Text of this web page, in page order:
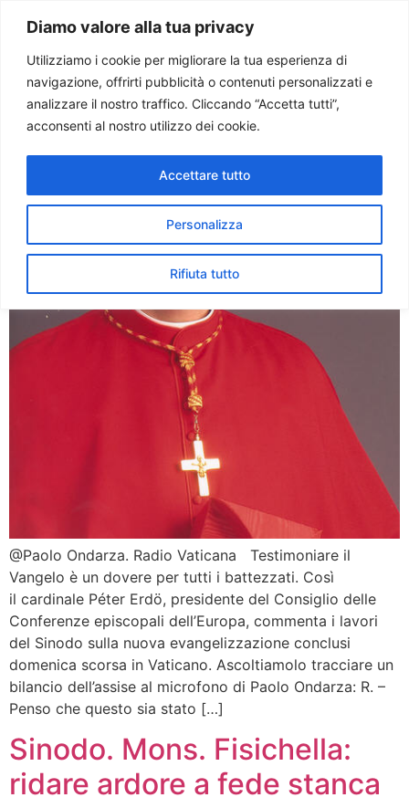
Diamo valore alla tua privacy
Utilizziamo i cookie per migliorare la tua esperienza di
navigazione, offrirti pubblicità o contenuti personalizzati e
analizzare il nostro traffico. Cliccando “Accetta tutti”,
acconsenti al nostro utilizzo dei cookie.
Personalizza
Rifiuta tutto
Accettare tutto
Paolo Ondarza
Tag:NUOVA
EVANGELIZZAZIONE
Sinodo. Card. Erdö: un
dovere annunciare Cristo
@Paolo Ondarza. Radio Vaticana Testimoniare il
Vangelo è un dovere per tutti i battezzati. Così
il cardinale Péter Erdö, presidente del Consiglio delle
Conferenze episcopali dell’Europa, commenta i lavori
del Sinodo sulla nuova evangelizzazione conclusi
domenica scorsa in Vaticano. Ascoltiamolo tracciare un
bilancio dell’assise al microfono di Paolo Ondarza: R. –
Penso che questo sia stato […]
Sinodo. Mons. Fisichella:
ridare ardore a fede stanca